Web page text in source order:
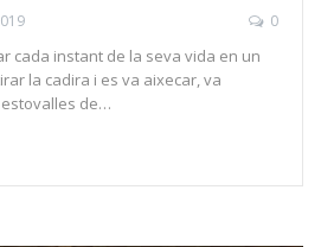
0
cada instant de la seva vida en un
la cadira i es va aixecar, va
de…